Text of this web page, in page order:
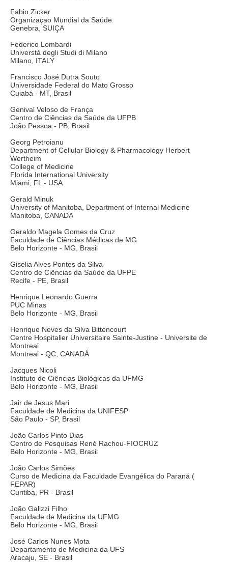
Fabio Zicker
Organizaçao Mundial da Saúde
Genebra, SUIÇA
Federico Lombardi
Universtá degli Studi di Milano
Milano, ITALY
Francisco José Dutra Souto
Universidade Federal do Mato Grosso
Cuiabá - MT, Brasil
Genival Veloso de França
Centro de Ciências da Saúde da UFPB
João Pessoa - PB, Brasil
Georg Petroianu
Department of Cellular Biology & Pharmacology Herbert
Wertheim
College of Medicine
Florida International University
Miami, FL - USA
Gerald Minuk
University of Manitoba, Department of Internal Medicine
Manitoba, CANADA
Geraldo Magela Gomes da Cruz
Faculdade de Ciências Médicas de MG
Belo Horizonte - MG, Brasil
Giselia Alves Pontes da Silva
Centro de Ciências da Saúde da UFPE
Recife - PE, Brasil
Henrique Leonardo Guerra
PUC Minas
Belo Horizonte - MG, Brasil
Henrique Neves da Silva Bittencourt
Centre Hospitalier Universitaire Sainte-Justine - Universite de
Montreal
Montreal - QC, CANADÁ
Jacques Nicoli
Instituto de Ciências Biológicas da UFMG
Belo Horizonte - MG, Brasil
Jair de Jesus Mari
Faculdade de Medicina da UNIFESP
São Paulo - SP, Brasil
João Carlos Pinto Dias
Centro de Pesquisas René Rachou-FIOCRUZ
Belo Horizonte - MG, Brasil
João Carlos Simões
Curso de Medicina da Faculdade Evangélica do Paraná (
FEPAR)
Curitiba, PR - Brasil
João Galizzi Filho
Faculdade de Medicina da UFMG
Belo Horizonte - MG, Brasil
José Carlos Nunes Mota
Departamento de Medicina da UFS
Aracaju, SE - Brasil